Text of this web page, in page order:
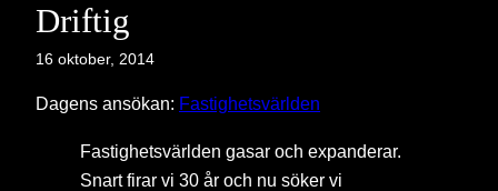
Driftig
16 oktober, 2014
Dagens ansökan: Fastighetsvärlden
Fastighetsvärlden gasar och expanderar.
Snart firar vi 30 år och nu söker vi